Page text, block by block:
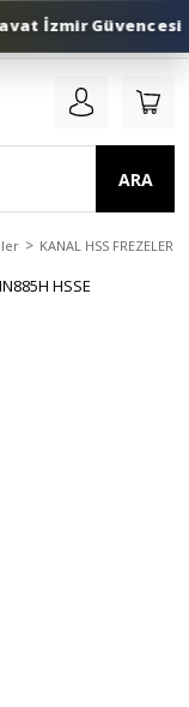
0 (553) 324 41 50
ARA
KANAL HSS FREZELER
İzmir Güvencesi